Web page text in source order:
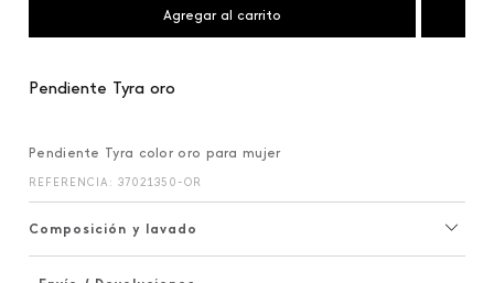
Agregar al carrito
Pendiente Tyra oro
Pendiente Tyra color oro para mujer
REFERENCIA : 37021350-OR
Composición y lavado